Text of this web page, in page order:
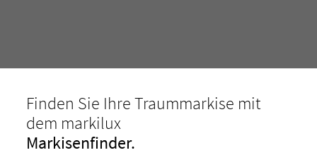
Finden Sie Ihre Traummarkise mit
dem markilux
Markisenfinder.